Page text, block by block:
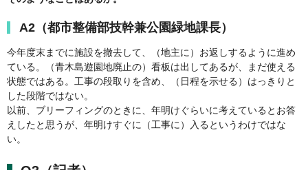
A2（都市整備部技幹兼公園緑地課長）
今年度末までに施設を撤去して、（地主に）お返しするように進め
ている。（青木島遊園地廃止の）看板は出してあるが、まだ使える
状態ではある。工事の段取りを含め、（日程を示せる）はっきりと
した段階ではない。
以前、ブリーフィングのときに、年明けぐらいに考えているとお答
えしたと思うが、年明けすぐに（工事に）入るというわけではな
い。